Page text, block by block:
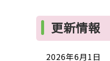
更新情報
2026年6月1日